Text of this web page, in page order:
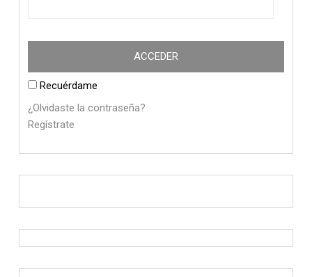
Recuérdame
¿Olvidaste la contraseña?
Regístrate